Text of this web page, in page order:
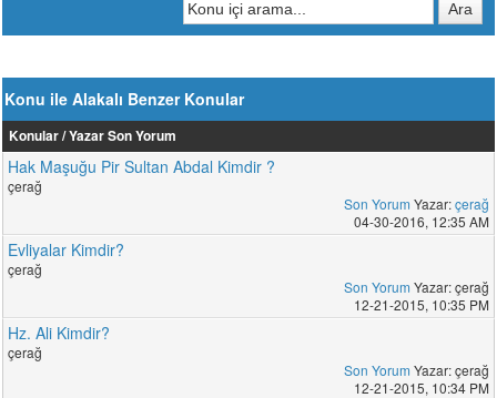
Konu ile Alakalı Benzer Konular
Konular / YazarSon Yorum
Hak Maşuğu Pir Sultan Abdal Kimdir ?
çerağ
Son Yorum Yazar:çerağ
04-30-2016, 12:35 AM
Evliyalar Kimdir?
çerağ
Son Yorum Yazar: çerağ
12-21-2015, 10:35 PM
Hz. Ali Kimdir?
çerağ
Son Yorum Yazar: çerağ
12-21-2015, 10:34 PM